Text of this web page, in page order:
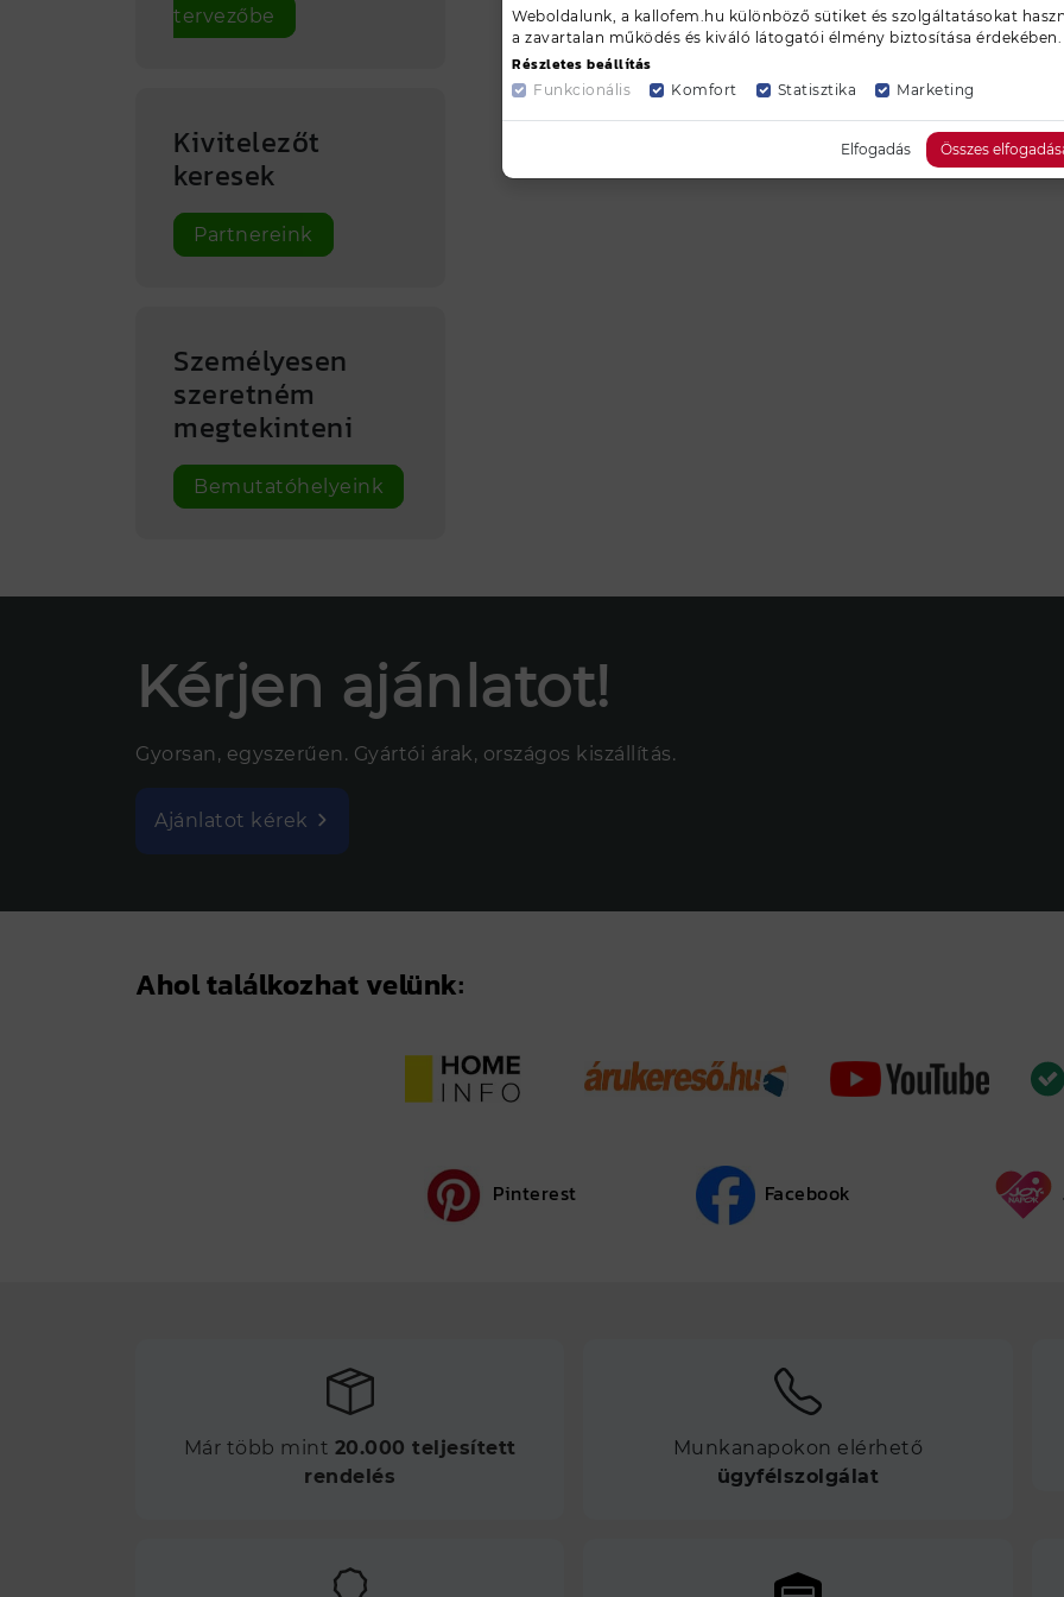
tervezőbe
Kivitelezőt
keresek
Partnereink
Személyesen
szeretném
megtekinteni
Bemutatóhelyeink
Kérjen ajánlatot!
Gyorsan, egyszerűen. Gyártói árak, országos kiszállítás.
Ajánlatot kérek
Ahol találkozhat velünk:
Pinterest Facebook
Már több mint 20.000 teljesített
rendelés
Munkanapokon elérhető
ügyfélszolgálat
Weboldalunk, a kallofem.hu különböző sütiket és szolgáltatásokat
a zavartalan működés és kiváló látogatói élmény biztosítása érdekében.
Részletes beállítás
Funkcionális Komfort Statisztika Marketing
Elfogadás Összes